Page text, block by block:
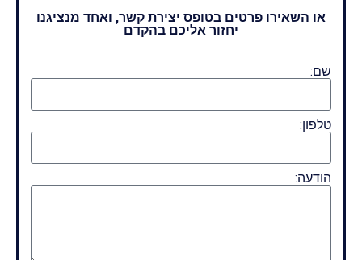
או השאירו פרטים בטופס יצירת קשר, ואחד מנציגנו
יחזור אליכם בהקדם
שם:
טלפון:
הודעה: